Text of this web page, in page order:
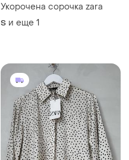
Укорочена сорочка zara
S и еще 1